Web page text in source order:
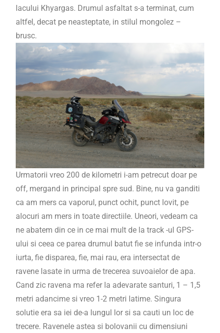
lacului Khyargas. Drumul asfaltat s-a terminat, cum
altfel, decat pe neasteptate, in stilul mongolez –
brusc.
Urmatorii vreo 200 de kilometri i-am petrecut doar pe
off, mergand in principal spre sud. Bine, nu va ganditi
ca am mers ca vaporul, punct ochit, punct lovit, pe
alocuri am mers in toate directiile. Uneori, vedeam ca
ne abatem din ce in ce mai mult de la track -ul GPS-
ului si ceea ce parea drumul batut fie se infunda intr-o
iurta, fie disparea, fie, mai rau, era intersectat de
ravene lasate in urma de trecerea suvoaielor de apa.
Cand zic ravena ma refer la adevarate santuri, 1 – 1,5
metri adancime si vreo 1-2 metri latime. Singura
solutie era sa iei de-a lungul lor si sa cauti un loc de
trecere. Ravenele astea si bolovanii cu dimensiuni